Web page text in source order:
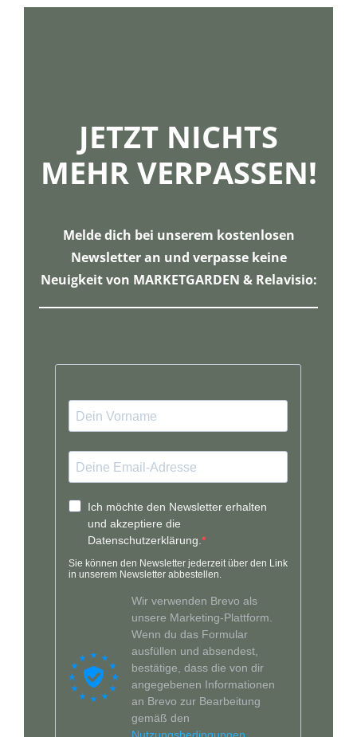
JETZT NICHTS
MEHR VERPASSEN!
Melde dich bei unserem kostenlosen
Newsletter an und verpasse keine
Neuigkeit von MARKETGARDEN & Relavisio: